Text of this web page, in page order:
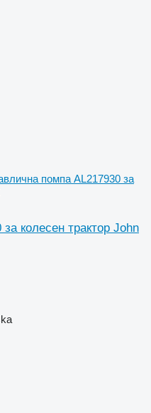
помпа AL217930 за
колесен трактор John